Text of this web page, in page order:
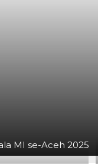
MI se-Aceh 2025